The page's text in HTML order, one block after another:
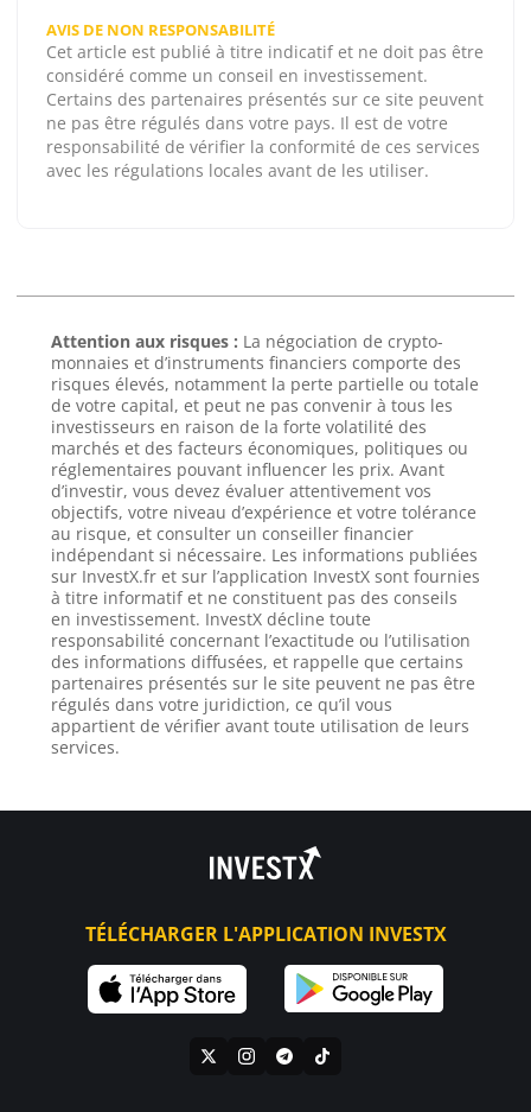
AVIS DE NON RESPONSABILITÉ
Cet article est publié à titre indicatif et ne doit pas être
considéré comme un conseil en investissement.
Certains des partenaires présentés sur ce site peuvent
ne pas être régulés dans votre pays. Il est de votre
responsabilité de vérifier la conformité de ces services
avec les régulations locales avant de les utiliser.
Attention aux risques : La négociation de crypto-
monnaies et d’instruments financiers comporte des
risques élevés, notamment la perte partielle ou totale
de votre capital, et peut ne pas convenir à tous les
investisseurs en raison de la forte volatilité des
marchés et des facteurs économiques, politiques ou
réglementaires pouvant influencer les prix. Avant
d’investir, vous devez évaluer attentivement vos
objectifs, votre niveau d’expérience et votre tolérance
au risque, et consulter un conseiller financier
indépendant si nécessaire. Les informations publiées
sur InvestX.fr et sur l’application InvestX sont fournies
à titre informatif et ne constituent pas des conseils
en investissement. InvestX décline toute
responsabilité concernant l’exactitude ou l’utilisation
des informations diffusées, et rappelle que certains
partenaires présentés sur le site peuvent ne pas être
régulés dans votre juridiction, ce qu’il vous
appartient de vérifier avant toute utilisation de leurs
services.
TÉLÉCHARGER L'APPLICATION INVESTX